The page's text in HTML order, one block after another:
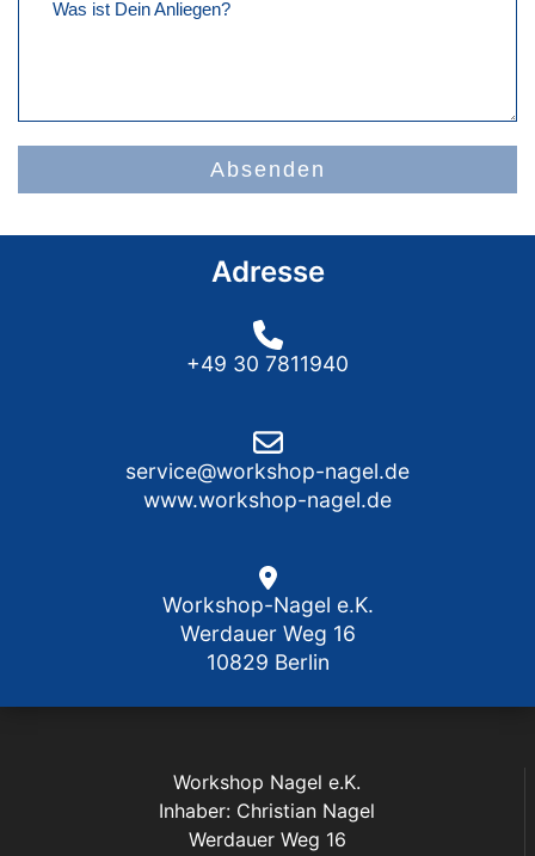
Was ist Dein Anliegen?
Absenden
Adresse
+49 30 7811940
service@workshop-nagel.de
www.workshop-nagel.de
Workshop-Nagel e.K.
Werdauer Weg 16
10829 Berlin
Workshop Nagel e.K.
Inhaber: Christian Nagel
Werdauer Weg 16